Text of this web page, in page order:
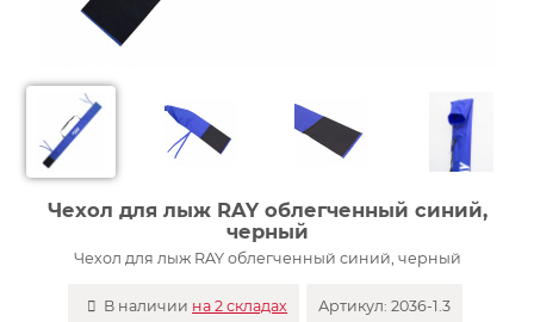
Чехол для лыж RAY облегченный синий,
черный
Чехол для лыж RAY облегченный синий, черный
В наличии на 2 складах Артикул:2036-1.3